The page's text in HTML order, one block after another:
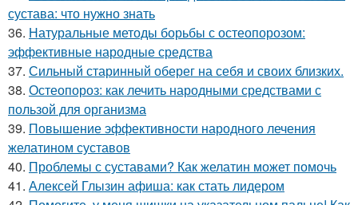
сустава: что нужно знать
36. Натуральные методы борьбы с остеопорозом:
эффективные народные средства
37. Сильный старинный оберег на себя и своих близких.
38. Остеопороз: как лечить народными средствами с
пользой для организма
39. Повышение эффективности народного лечения
желатином суставов
40. Проблемы с суставами? Как желатин может помочь
41. Алексей Глызин афиша: как стать лидером